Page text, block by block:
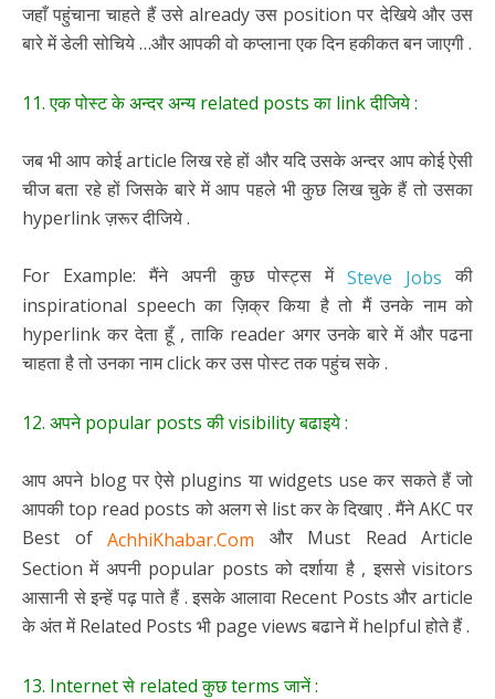
जहाँ पहुंचाना चाहते हैं उसे already उस position पर देखिये और उस
बारे में डेली सोचिये …और आपकी वो कप्लाना एक दिन हकीकत बन जाएगी .
11. एक पोस्ट के अन्दर अन्य related posts का link दीजिये :
जब भी आप कोई article लिख रहे हों और यदि उसके अन्दर आप कोई ऐसी
चीज बता रहे हों जिसके बारे में आप पहले भी कुछ लिख चुके हैं तो उसका
hyperlink ज़रूर दीजिये .
For Example: मैंने अपनी कुछ पोस्ट्स में Steve Jobs की
inspirational speech का ज़िक्र किया है तो मैं उनके नाम को
hyperlink कर देता हूँ , ताकि reader अगर उनके बारे में और पढना
चाहता है तो उनका नाम click कर उस पोस्ट तक पहुंच सके .
12. अपने popular posts की visibility बढाइये :
आप अपने blog पर ऐसे plugins या widgets use कर सकते हैं जो
आपकी top read posts को अलग से list कर के दिखाए . मैंने AKC पर
Best of AchhiKhabar.Com और Must Read Article
Section में अपनी popular posts को दर्शाया है , इससे visitors
आसानी से इन्हें पढ़ पाते हैं . इसके आलावा Recent Posts और article
के अंत में Related Posts भी page views बढाने में helpful होते हैं .
13. Internet से related कुछ terms जानें :